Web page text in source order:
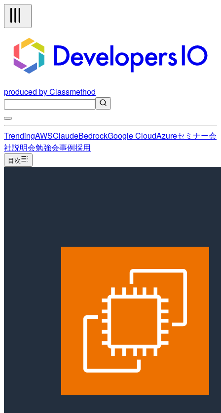
produced by Classmethod
TrendingAWSClaudeBedrockGoogle CloudAzureセミナー会
社説明会勉強会事例採用
目次